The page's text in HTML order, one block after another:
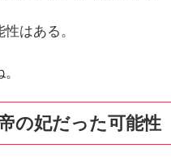
はある。
の妃だった可能性